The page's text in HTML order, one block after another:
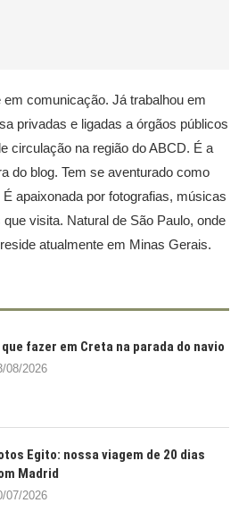
comunicação. Já trabalhou em
privadas e ligadas a órgãos públicos
circulação na região do ABCD. É a
do blog. Tem se aventurado como
apaixonada por fotografias, músicas
visita. Natural de São Paulo, onde
atualmente em Minas Gerais.
que fazer em Creta na parada do navio
08/2026
Egito: nossa viagem de 20 dias
Madrid
07/2026